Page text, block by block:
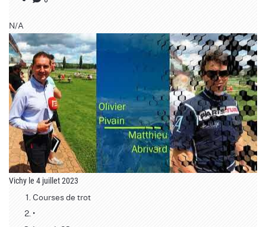
N/A
Vichy le 4 juillet 2023
Courses de trot
•